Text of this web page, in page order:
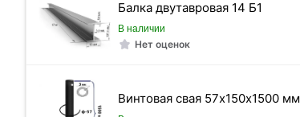
Балка двутавровая 14 Б1
В наличии
Нет оценок
Винтовая свая 57х150х1500 мм